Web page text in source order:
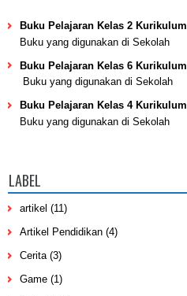
Buku Pelajaran Kelas 2
Buku yang digunakan di Sekolah
Buku Pelajaran Kelas 6
Buku yang digunakan di Sekolah
Buku Pelajaran Kelas 4
Buku yang digunakan di Sekolah
LABEL
artikel (11)
Artikel Pendidikan (4)
Cerita (3)
Game (1)